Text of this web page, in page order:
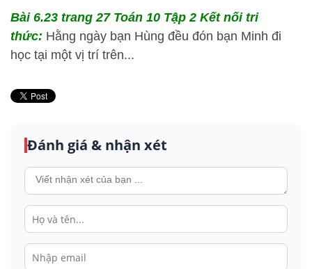
Bài 6.23 trang 27 Toán 10 Tập 2 Kết nối tri
thức: Hằng ngày bạn Hùng đều đón bạn Minh đi
học tại một vị trí trên...
Đánh giá & nhận xét